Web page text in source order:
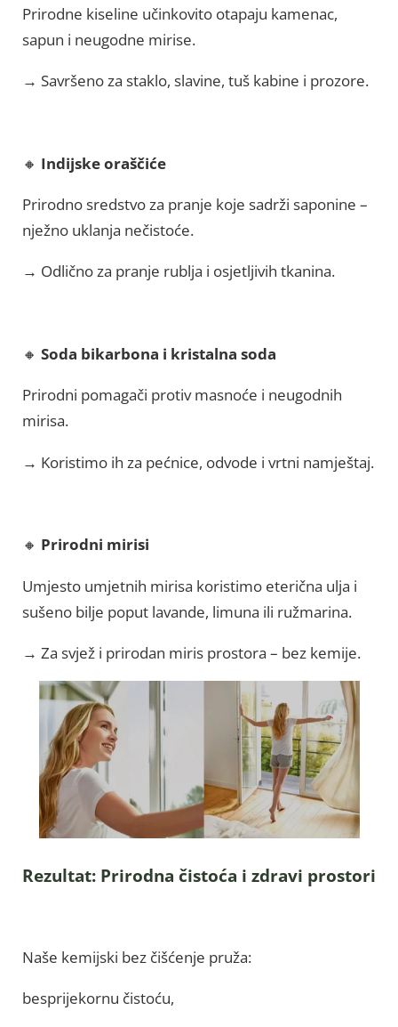
Prirodne kiseline učinkovito otapaju kamenac,
sapun i neugodne mirise.
→ Savršeno za staklo, slavine, tuš kabine i prozore.
🔸 Indijske oraščiće
Prirodno sredstvo za pranje koje sadrži saponine –
nježno uklanja nečistoće.
→ Odlično za pranje rublja i osjetljivih tkanina.
🔸 Soda bikarbona i kristalna soda
Prirodni pomagači protiv masnoće i neugodnih
mirisa.
→ Koristimo ih za pećnice, odvode i vrtni namještaj.
🔸 Prirodni mirisi
Umjesto umjetnih mirisa koristimo eterična ulja i
sušeno bilje poput lavande, limuna ili ružmarina.
→ Za svjež i prirodan miris prostora – bez kemije.
Rezultat: Prirodna čistoća i zdravi prostori
Naše kemijski bez čišćenje pruža:
besprijekornu čistoću,